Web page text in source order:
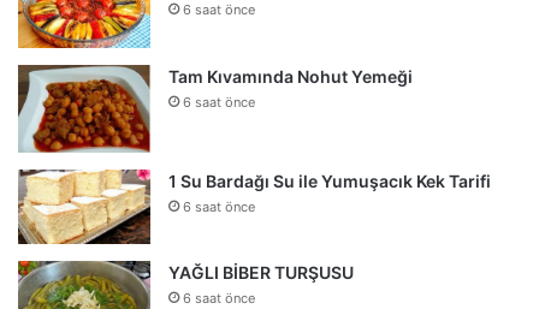
6 saat önce
Tam Kıvamında Nohut Yemeği
6 saat önce
1 Su Bardağı Su ile Yumuşacık Kek Tarifi
6 saat önce
YAĞLI BİBER TURŞUSU
6 saat önce